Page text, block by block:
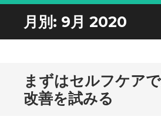
月別: 9月 2020
まずはセルフケア
改善を試みる